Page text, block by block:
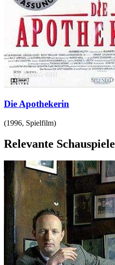
Die Apothekerin
(1996, Spielfilm)
Relevante